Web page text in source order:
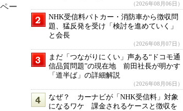
ー
（2026年08月06日）
NHK受信料パトカー・消防車から徴収問
題、猛反発を受け「検討を進めていく」
と会長
（2026年08月07日）
まだ「つながりにくい」声ある“ドコモ通
信品質問題”の現在地 前田社長が明かす
「道半ば」の詳細解説
（2026年08月06日）
なぜ？ カーナビが「NHK受信料」対象
になるワケ 課金されるケースと徴収を